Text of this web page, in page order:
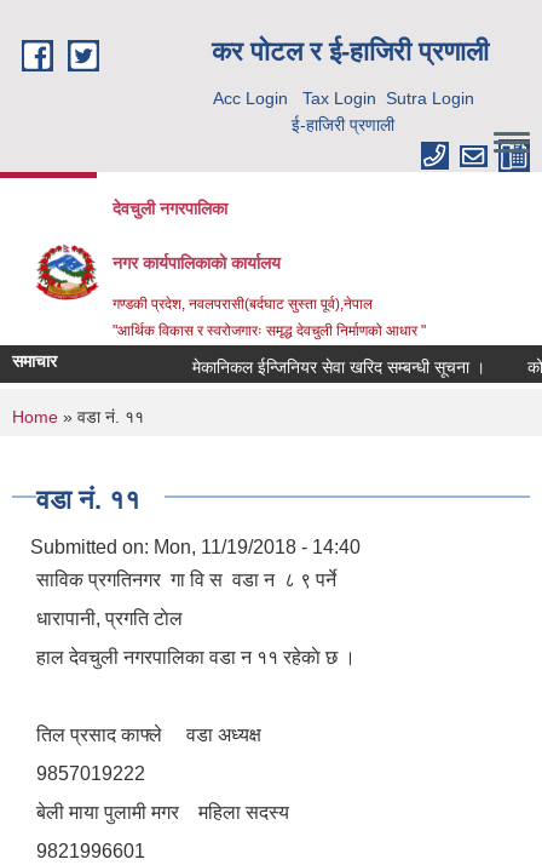
कर पाेटल र ई-हाजिरी प्रणाली
Acc Login Tax Login Sutra Login
ई-हाजिरी प्रणाली
देवचुली नगरपालिका
नगर कार्यपालिकाको कार्यालय
गण्डकी प्रदेश, नवलपरासी(बर्दघाट सुस्ता पूर्व),नेपाल
"आर्थिक विकास र स्वरोजगारः समृद्ध देवचुली निर्माणको आधार "
समाचार मेकानिकल ईन्जिनियर सेवा खरिद सम्बन्धी सूचना ।
You are here
Home » वडा नं. ११
वडा नं. ११
Submitted on: Mon, 11/19/2018 - 14:40
साविक प्रगतिनगर गा‍ वि स वडा न‌ ८ ९ पर्ने
धारापानी, प्रगति टाेल
हाल देवचुली नगरपालिका वडा न‌‍ ११ रहेकाे छ ।
तिल प्रसाद काफ्ले वडा अध्यक्ष
9857019222
बेली माया पुलामी मगर महिला सदस्य
9821996601